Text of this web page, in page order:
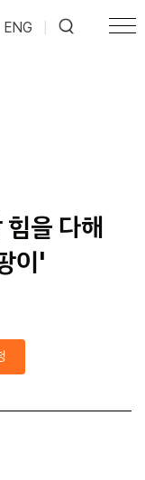
ENG
을 다해
이'